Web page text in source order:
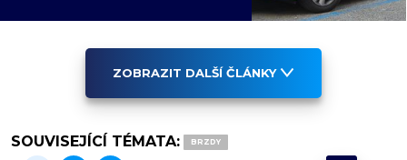
ZOBRAZIT DALŠÍ ČLÁNKY
SOUVISEJÍCÍ TÉMATA: BRZDY